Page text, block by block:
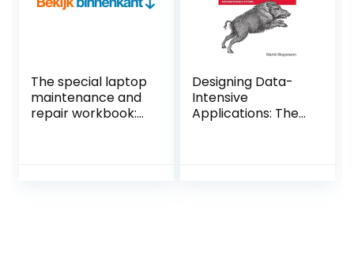
The special laptop
maintenance and
repair workbook:
Designing Data-
Intensive
Applications: The